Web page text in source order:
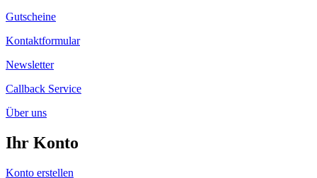
Gutscheine
Kontaktformular
Newsletter
Callback Service
Über uns
Ihr Konto
Konto erstellen